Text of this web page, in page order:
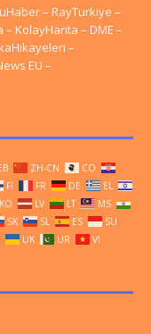
– RayTurkiye –
– KolayHarita – DME –
–
EU –
ZH-CN
CO
FI FR DE
EL
KO LV LT
MS
SK SL ES
SU
UK UR VI